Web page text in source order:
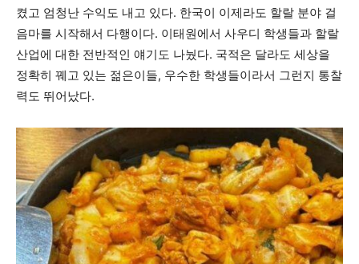
켰고 엄청난 수익도 내고 있다. 한국이 이제라도 할랄 분야 걸
음마를 시작해서 다행이다. 이태원에서 사우디 학생들과 할랄
산업에 대한 전반적인 얘기도 나눴다. 국적은 달라도 세상을
정확히 꿰고 있는 젊은이들, 우수한 학생들이라서 그런지 통찰
력도 뛰어났다.